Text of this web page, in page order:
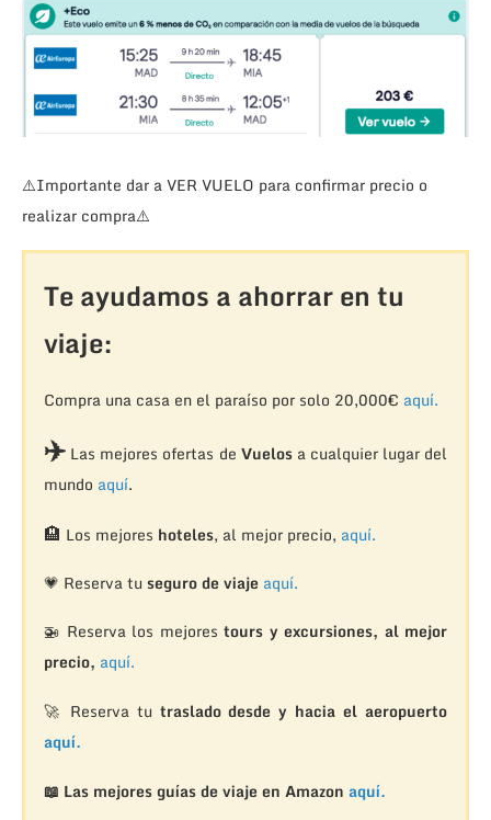
⚠️Importante dar a VER VUELO para confirmar precio o
realizar compra⚠️
Te ayudamos a ahorrar en tu
viaje:
Compra una casa en el paraíso por solo 20,000€ aquí.
✈️Las mejores ofertas de Vuelosa cualquier lugar del
mundo aquí.
🏨 Los mejores hoteles, al mejor precio, aquí.
💗 Reserva tu seguro de viaje aquí.
🚁 Reserva los mejorestours y excursiones, al mejor
precio, aquí.
🚀 Reserva tu traslado desde y hacia el aeropuerto
aquí.
📖 Las mejores guías de viaje en Amazon aquí.